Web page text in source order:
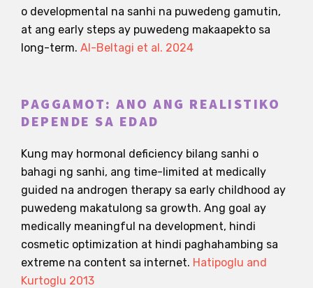
o developmental na sanhi na puwedeng gamutin,
at ang early steps ay puwedeng makaapekto sa
long-term. Al-Beltagi et al. 2024
PAGGAMOT: ANO ANG REALISTIKO
DEPENDE SA EDAD
Kung may hormonal deficiency bilang sanhi o
bahagi ng sanhi, ang time-limited at medically
guided na androgen therapy sa early childhood ay
puwedeng makatulong sa growth. Ang goal ay
medically meaningful na development, hindi
cosmetic optimization at hindi paghahambing sa
extreme na content sa internet. Hatipoglu and
Kurtoglu 2013